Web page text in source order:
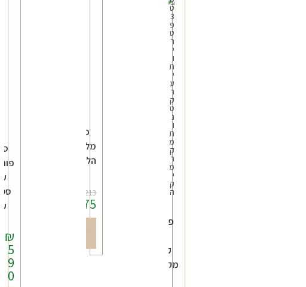
פטריות
קטנות
מקרמיקה
פסל
מלאכית
הלבבות
213
175
סוס
על
עץ
₪
5
9
0